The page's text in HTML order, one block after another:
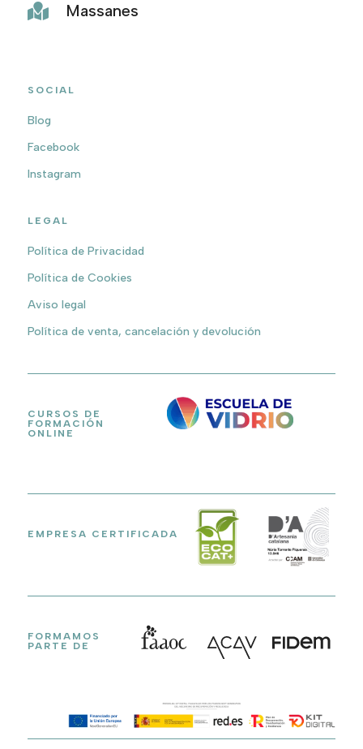
 Massanes
SOCIAL
Blog
Facebook
Instagram
LEGAL
Política de Privacidad
Política de Cookies
Aviso legal
Política de venta, cancelación y devolución
CURSOS DE
FORMACIÓN
ONLINE
EMPRESA CERTIFICADA
FORMAMOS
PARTE DE